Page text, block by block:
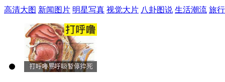
高清大图 新闻图片 明星写真 视觉大片 八卦图说 生活潮流 旅